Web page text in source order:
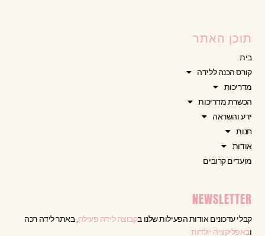
תוכן האתר
בית
קורס הכנה ללידה
מדריכות
הכשרת מדריכות
ידע והשראה
חנות
אודות
מועדים קרובים
NEWSLETTER
קבלי עדכונים אודות הפעילות שלנו בקבוצה לידה פעילה , באתר לידה רכה
ובאפליקציה יולדות